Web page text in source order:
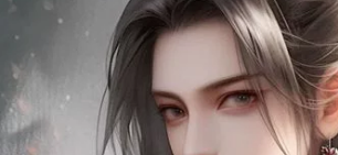
天天免運 美食蛋糕 養生保健
居家生活 3C家電 運動休閒